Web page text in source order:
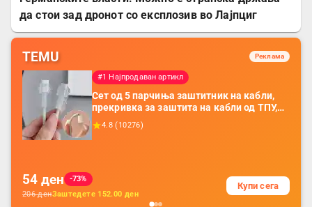
да стои зад дронот со експлозив во Лајпциг
TEMU Реклама
#1 Најпродаван артикл
Сет од 5 парчиња заштитник на кабли,
прекривка за заштита на кабли од ТПУ,
додатоци за заштита на кабли, без
батерија, за мобилни телефони, комплет
4.8 (10276)
54 ден
-73%
206денЗаштедете 152.00 ден
Купи сега